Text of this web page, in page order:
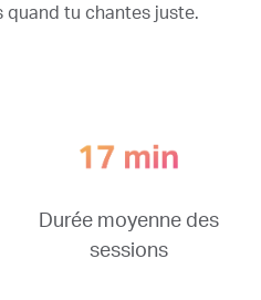
quand tu chantes juste.
Durée moyenne des
sessions